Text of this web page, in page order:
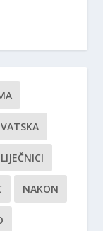
LIJEČNICI
NAKON